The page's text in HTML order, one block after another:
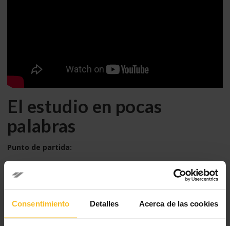
Consentimiento Detalles Acerca de las cookies
El estudio en pocas
palabras
Punto de partida:
Tres marcas diferentes:
3M ESPE
con Impregum
Modelo de estudio in vitro: